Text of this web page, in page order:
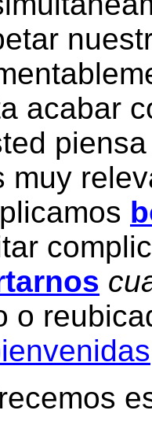
acabar
muy
o